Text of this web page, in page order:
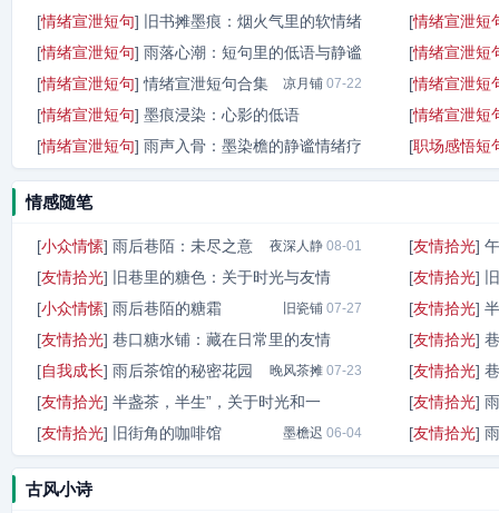
[情绪宣泄短句] 旧书摊墨痕：烟火气里的软情绪
旧书摊墨痕07-23
[情绪宣泄短句] 雨落心潮：短句里的低语与静谧
墨染檐 07-23
[情绪宣泄短句]情绪宣泄短句合集 凉月铺 07-22
[情绪宣泄短句] 墨痕浸染：心影的低语
墨染檐06-04
[情绪宣泄短句] 雨声入骨：墨染檐的静谧情绪疗
[情绪宣泄短
[情绪宣泄短
[情绪宣泄短
[情绪宣泄短
[职场感悟短
情感随笔
[小众情愫] 雨后巷陌：未尽之意 夜深人静 08-01
[友情拾光] 旧巷里的糖色：关于时光与友情
青雾茶 07-30
[小众情愫] 雨后巷陌的糖霜 旧瓷铺 07-27
[友情拾光] 巷口糖水铺：藏在日常里的友情
檐下拾光客 07-24
[自我成长] 雨后茶馆的秘密花园 晚风茶摊 07-23
[友情拾光] 半盏茶，半生”，关于时光和一
瓷色眠 07-23
[友情拾光] 旧街角的咖啡馆 墨檐迟 06-04
[友情拾光]
[友情拾光]
[友情拾光]
[友情拾光]
[友情拾光]
[友情拾光]
[友情拾光]
古风小诗